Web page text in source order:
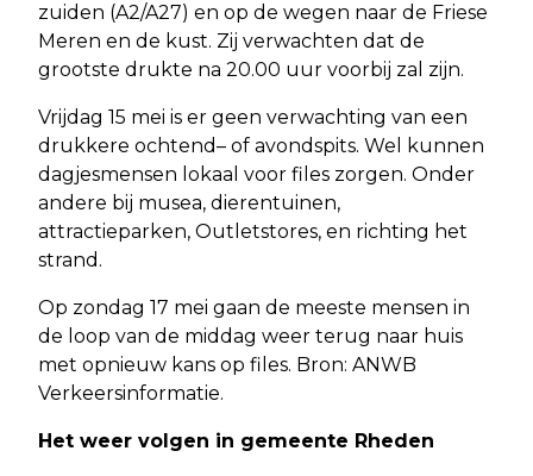
zuiden (A2/A27) en op de wegen naar de Friese
Meren en de kust. Zij verwachten dat de
grootste drukte na 20.00 uur voorbij zal zijn.
Vrijdag 15 mei is er geen verwachting van een
drukkere ochtend– of avondspits. Wel kunnen
dagjesmensen lokaal voor files zorgen. Onder
andere bij musea, dierentuinen,
attractieparken, Outletstores, en richting het
strand.
Op zondag 17 mei gaan de meeste mensen in
de loop van de middag weer terug naar huis
met opnieuw kans op files. Bron: ANWB
Verkeersinformatie.
Het weer volgen in gemeente Rheden